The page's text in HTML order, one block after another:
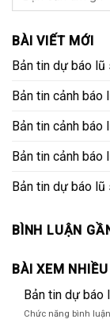
BÀI VIẾT MỚI
Bản tin dự báo
Bản tin cảnh
Bản tin cảnh
Bản tin cảnh
Bản tin dự báo
BÌNH LUẬN
BÀI XEM NHIỀU
Bản tin dự báo
Chức năng bình